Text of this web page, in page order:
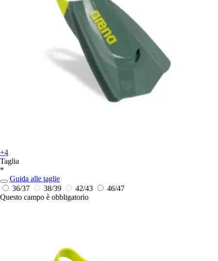
+4
Taglia
*
Guida alle taglie
36/37
38/39 42/43
46/47
Questo campo è obbligatorio